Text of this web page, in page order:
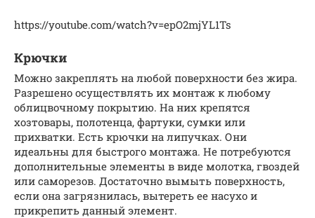
https://youtube.com/watch?v=epO2mjYL1Ts
Крючки
Можно закреплять на любой поверхности без жира.
Разрешено осуществлять их монтаж к любому
облицвочному покрытию. На них крепятся
хозтовары, полотенца, фартуки, сумки или
прихватки. Есть крючки на липучках. Они
идеальны для быстрого монтажа. Не потребуются
дополнительные элементы в виде молотка, гвоздей
или саморезов. Достаточно вымыть поверхность,
если она загрязнилась, вытереть ее насухо и
прикрепить данный элемент.